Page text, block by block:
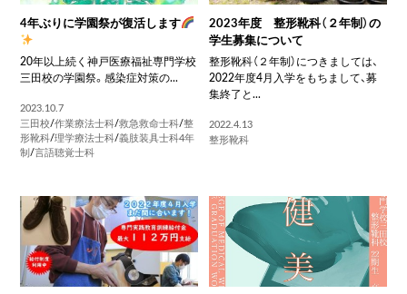
4年ぶりに学園祭が復活します
20年以上続く神戸医療福祉専門学校
三田校の学園祭。感染症対策の...
2023.10.7
三田校/作業療法士科/救急救命士科/整
形靴科/理学療法士科/義肢装具士科4年
制/言語聴覚士科
2023年度 整形靴科（２年制）の
学生募集について
整形靴科（２年制）につきましては、
2022年度4月入学をもちまして、募
集終了と...
2022.4.13
整形靴科